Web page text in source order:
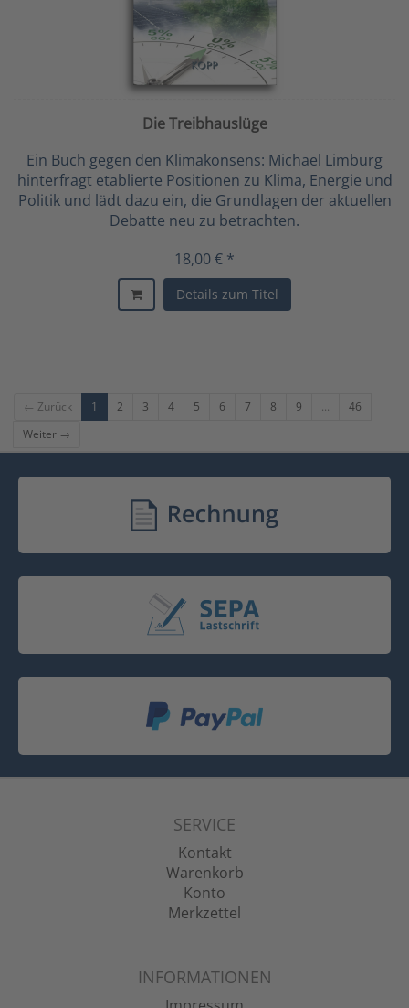
Die Treibhauslüge
Ein Buch gegen den Klimakonsens: Michael Limburg
hinterfragt etablierte Positionen zu Klima, Energie und
Politik und lädt dazu ein, die Grundlagen der aktuellen
Debatte neu zu betrachten.
18,00 € *
Details zum Titel
← Zurück 1 2 3 4 5 6 7 8 9 ...
46
Weiter →
SERVICE
Kontakt
Warenkorb
Konto
Merkzettel
INFORMATIONEN